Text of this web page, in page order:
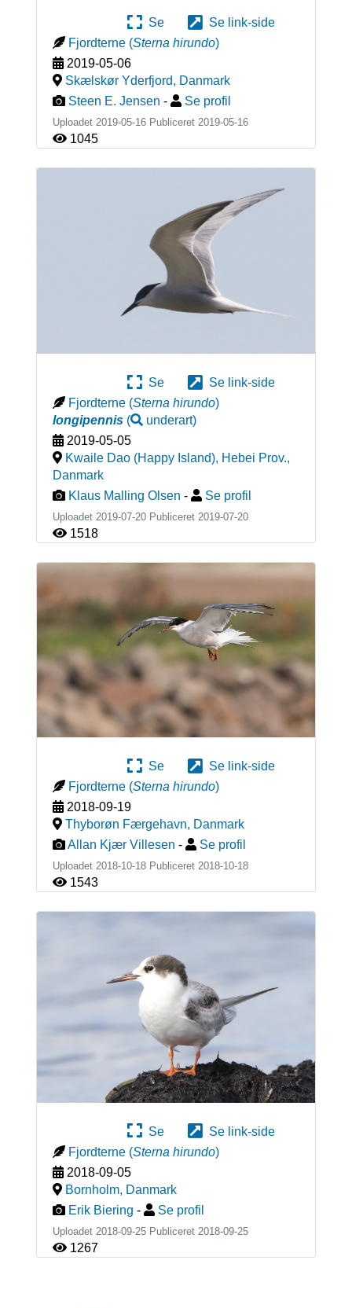
Se
Se link-side
Fjordterne (Sterna hirundo)
2019-05-06
Skælskør Yderfjord, Danmark
Steen E. Jensen - Se profil
Uploadet 2019-05-16 Publiceret 2019-05-16
1045
Se
Se link-side
Fjordterne (Sterna hirundo)
longipennis( underart)
2019-05-05
Kwaile Dao (Happy Island), Hebei Prov.,
Danmark
Klaus Malling Olsen - Se profil
Uploadet 2019-07-20 Publiceret 2019-07-20
1518
Se
Se link-side
Fjordterne (Sterna hirundo)
2018-09-19
Thyborøn Færgehavn, Danmark
Allan Kjær Villesen - Se profil
Uploadet 2018-10-18 Publiceret 2018-10-18
1543
Se
Se link-side
Fjordterne (Sterna hirundo)
2018-09-05
Bornholm, Danmark
Erik Biering - Se profil
Uploadet 2018-09-25 Publiceret 2018-09-25
1267